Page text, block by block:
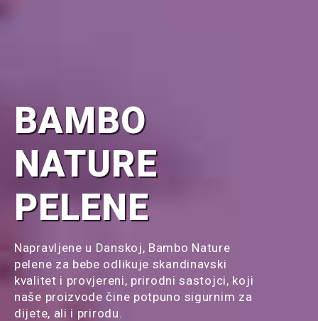
BAMBO
NATURE
PELENE
Napravljene u Danskoj, Bambo Nature
pelene za bebe odlikuje skandinavski
kvalitet i provjereni, prirodni sastojci, koji
naše proizvode čine potpuno sigurnim za
dijete, ali i prirodu.